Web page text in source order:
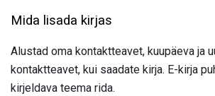
Mida lisada kirjas
Alustad oma kontaktteavet, kuupäeva ja
kontaktteavet, kui saadate kirja. E-kirja
kirjeldava teema rida.